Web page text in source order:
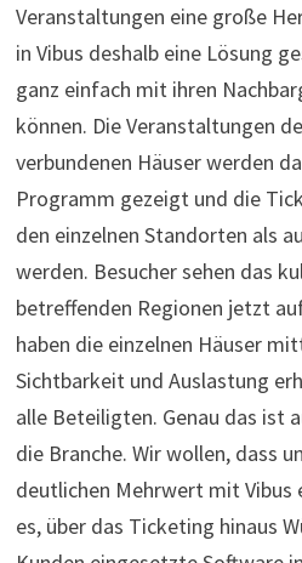
Veranstaltungen eine große
in Vibus deshalb eine Lösung
ganz einfach mit ihren
können. Die Veranstaltungen
verbundenen Häuser werden
Programm gezeigt und die
den einzelnen Standorten als
werden. Besucher sehen das
betreffenden Regionen jetzt
haben die einzelnen Häuser
Sichtbarkeit und Auslastung
alle Beteiligten. Genau das ist
die Branche. Wir wollen, dass
deutlichen Mehrwert mit Vibus
es, über das Ticketing hinaus